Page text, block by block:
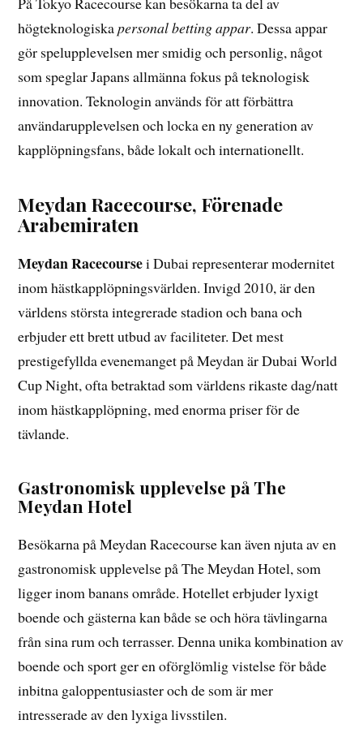
högteknologiskapersonal betting appar. Dessa appar
gör spelupplevelsen mer smidig och personlig, något
som speglar Japans allmänna fokus på teknologisk
innovation. Teknologin används för att förbättra
användarupplevelsen och locka en ny generation av
kapplöpningsfans, både lokalt och internationellt.
Meydan Racecourse, Förenade
Arabemiraten
Meydan Racecoursei Dubai representerar modernitet
inom hästkapplöpningsvärlden. Invigd 2010, är den
världens största integrerade stadion och bana och
erbjuder ett brett utbud av faciliteter. Det mest
prestigefyllda evenemanget på Meydan är Dubai World
Cup Night, ofta betraktad som världens rikaste dag/natt
inom hästkapplöpning, med enorma priser för de
tävlande.
Gastronomisk upplevelse på The
Meydan Hotel
Besökarna på Meydan Racecourse kan även njuta av en
gastronomisk upplevelse på The Meydan Hotel, som
ligger inom banans område. Hotellet erbjuder lyxigt
boende och gästerna kan både se och höra tävlingarna
från sina rum och terrasser. Denna unika kombination av
boende och sport ger en oförglömlig vistelse för både
inbitna galoppentusiaster och de som är mer
intresserade av den lyxiga livsstilen.